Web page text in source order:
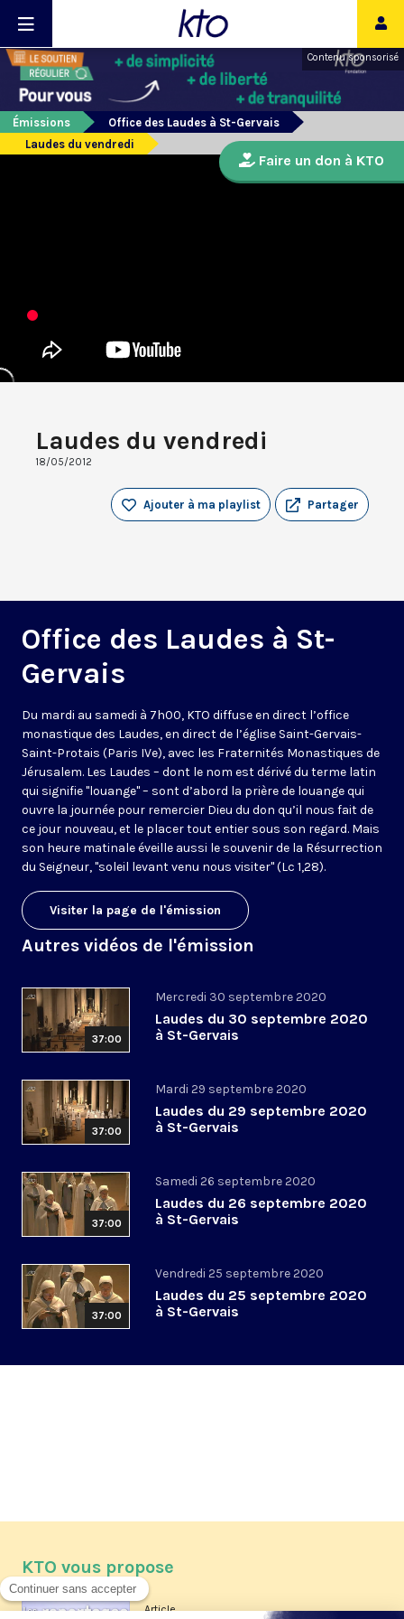
Contenu sponsorisé
Émissions
Office des Laudes à St-Gervais
Laudes du vendredi
Laudes du vendredi
18/05/2012
Partager
Ajouter à ma playlist
Office des Laudes à St-
Gervais
Du mardi au samedi à 7h00, KTO diffuse en direct l’office
monastique des Laudes, en direct de l’église Saint-Gervais-
Saint-Protais (Paris IVe), avec les Fraternités Monastiques de
Jérusalem. Les Laudes – dont le nom est dérivé du terme latin
qui signifie "louange" – sont d’abord la prière de louange qui
ouvre la journée pour remercier Dieu du don qu’il nous fait de
ce jour nouveau, et le placer tout entier sous son regard. Mais
son heure matinale éveille aussi le souvenir de la Résurrection
du Seigneur, "soleil levant venu nous visiter" (Lc 1,28).
Visiter la page de l'émission
Autres vidéos de l'émission
37:00
Mercredi 30 septembre 2020
Laudes du 30 septembre 2020
à St-Gervais
37:00
Mardi 29 septembre 2020
Laudes du 29 septembre 2020
à St-Gervais
37:00
Samedi 26 septembre 2020
Laudes du 26 septembre 2020
à St-Gervais
37:00
Vendredi 25 septembre 2020
Laudes du 25 septembre 2020
à St-Gervais
Faire un don à KTO
KTO vous propose
Article